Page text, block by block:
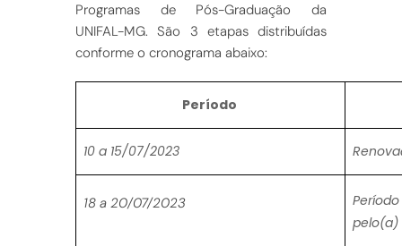
Programas de Pós-Graduação da
UNIFAL-MG. São 3 etapas distribuídas
conforme o cronograma abaixo:
Período
10 a 15/07/2023
18 a 20/07/2023
pelo(a)